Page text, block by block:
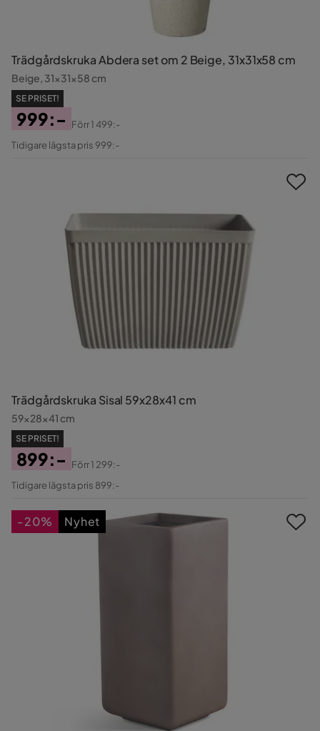
Trädgårdskruka Abdera set om 2 Beige, 31x31x58 cm
Beige, 31x31x58 cm
SE PRISET!
Pris
999:-
Original
Förr1 499:-
Tidigare lägsta pris 999:-
Trädgårdskruka Sisal 59x28x41 cm
59x28x41 cm
SE PRISET!
Pris
899:-
Original
Förr1 299:-
Tidigare lägsta pris 899:-
-20% Nyhet